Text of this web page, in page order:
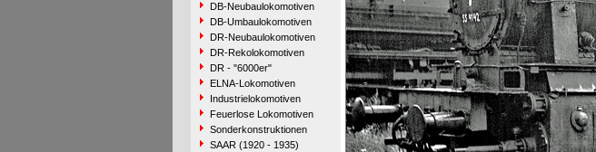
DB-Neubaulokomotiven
DB-Umbaulokomotiven
DR-Neubaulokomotiven
DR-Rekolokomotiven
DR - "6000er"
ELNA-Lokomotiven
Industrielokomotiven
Feuerlose Lokomotiven
Sonderkonstruktionen
SAAR (1920 - 1935)